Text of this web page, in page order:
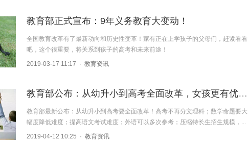
教育部正式宣布：9年义务教育大变动！
全国教育改革有了最新动向和历史性变革！家有正在上学孩子的父母们，赶紧看看
吧，这个很重要，将关系到孩子的高考和未来前途！
2019-03-17 11:17 · 教育资讯
教育部公布：从幼升小到高考全面改革，女孩更有优势了！
教育部最新公布：从幼升小到高考要全面改革！高考不再分文理科；数学命题要大
幅度降低难度；提高语文考试难度；外语可以多次参考；压缩特长生招生规模，...
2019-04-12 10:25 · 教育资讯